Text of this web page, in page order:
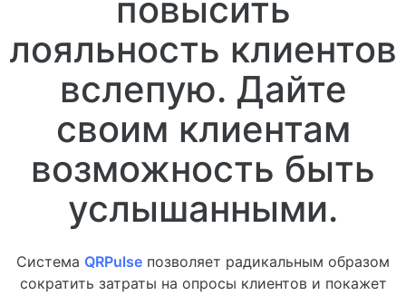
повысить
лояльность клиентов
вслепую. Дайте
своим клиентам
возможность быть
услышанными.
Система QRPulse позволяет радикальным образом
сократить затраты на опросы клиентов и покажет